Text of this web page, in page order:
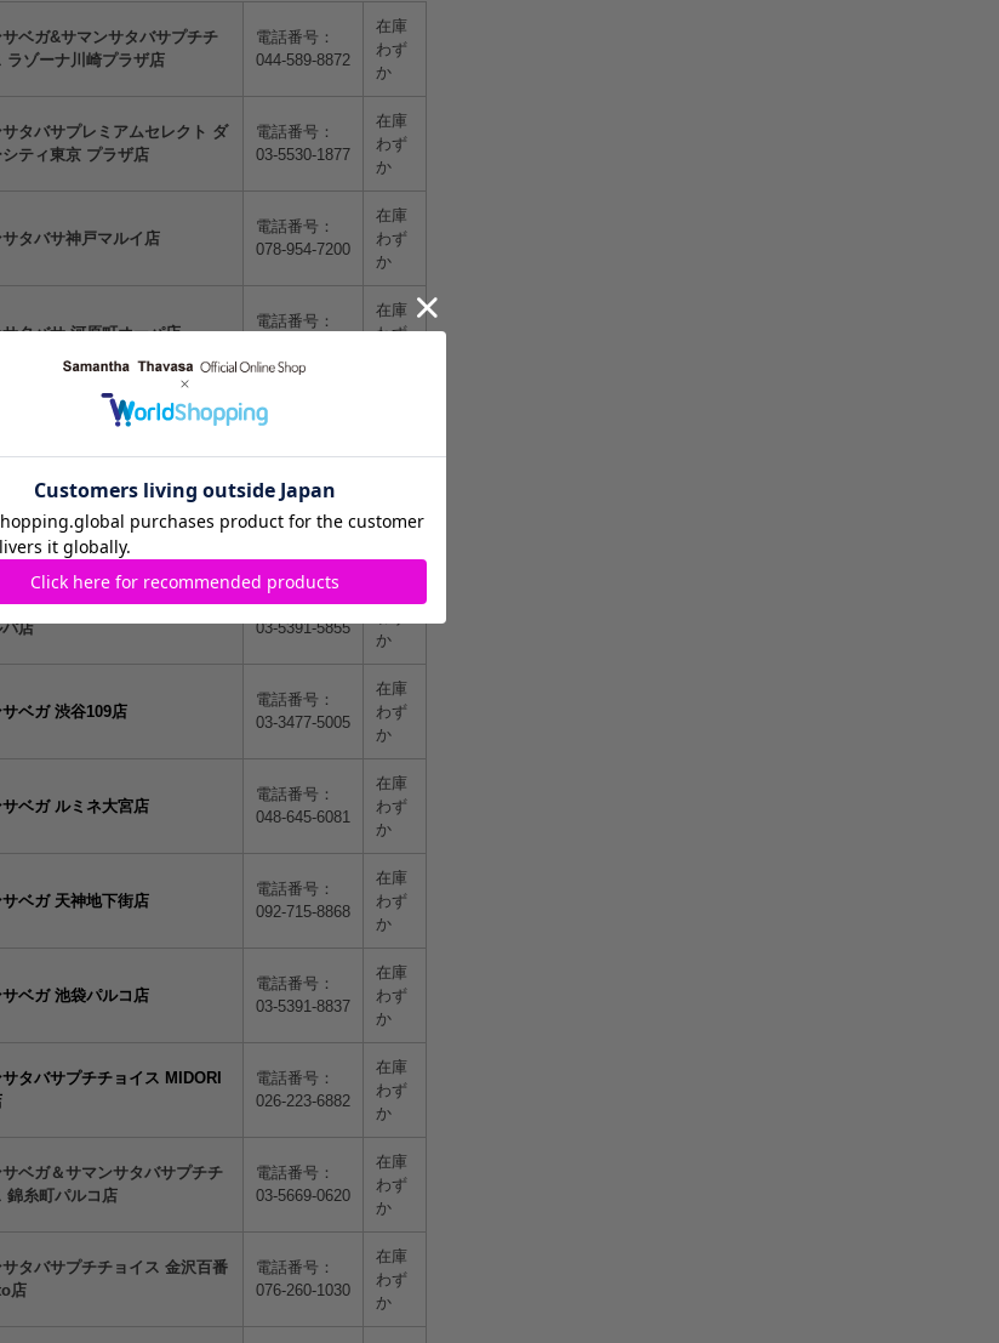
ベガ&サマンサタバサプチチ
ラゾーナ川崎プラザ店
電話番号：
044-589-8872
在庫
わず
か
タバサプレミアムセレクト ダ
ティ東京 プラザ店
電話番号：
03-5530-1877
在庫
わず
か
タバサ神戸マルイ店
電話番号：
078-954-7200
在庫
わず
か
タバサ 河原町オーパ店
電話番号：
在庫
わず
サタバサ 西銀座店
電話番号：
タバサ 大丸札幌店
電話番号：
011-261-8775
わず
タバサ 池袋サンシャインシテ
店
電話番号：
03-5391-5855
か
ベガ 渋谷109店
電話番号：
03-3477-5005
在庫
わず
か
ベガ ルミネ大宮店
電話番号：
048-645-6081
在庫
わず
か
ベガ 天神地下街店
電話番号：
092-715-8868
在庫
わず
か
ベガ 池袋パルコ店
電話番号：
03-5391-8837
在庫
わず
か
タバサプチチョイス MIDORI
電話番号：
026-223-6882
在庫
わず
か
ベガ＆サマンサタバサプチチ
錦糸町パルコ店
電話番号：
03-5669-0620
在庫
わず
か
タバサプチチョイス 金沢百番
店
電話番号：
076-260-1030
在庫
わず
か